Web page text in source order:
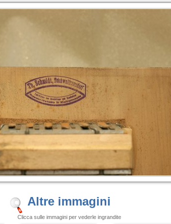
Altre immagini
Clicca sulle immagini per vederle ingrandite